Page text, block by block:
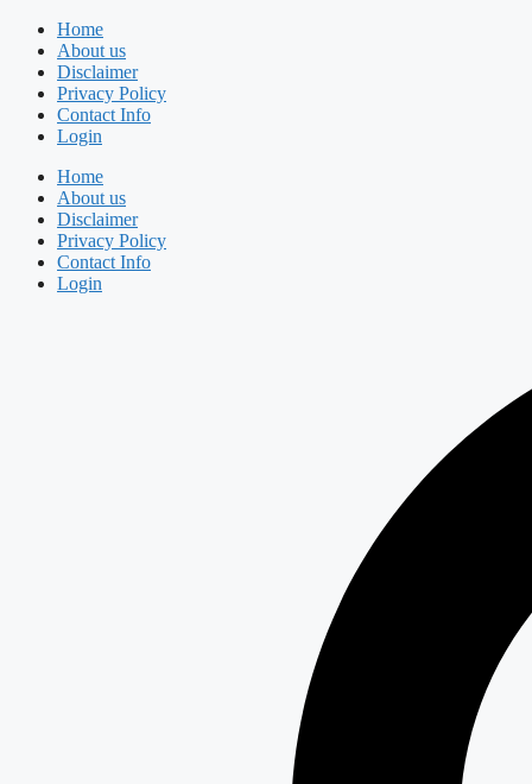
Skip
content
Home
About us
Disclaimer
Privacy Policy
Contact Info
Login
Home
About us
Disclaimer
Privacy Policy
Contact Info
Login